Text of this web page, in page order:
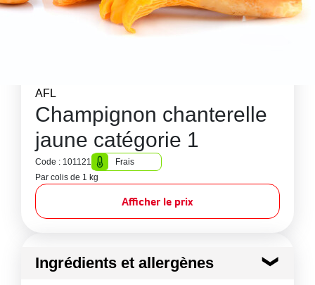
AFL
Champignon chanterelle
jaune catégorie 1
Code : 101121
Frais
Par colis de 1 kg
Afficher le prix
Ingrédients et allergènes